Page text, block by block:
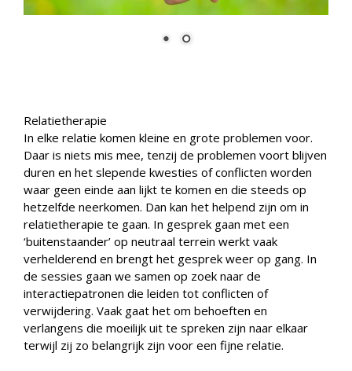
Relatietherapie
In elke relatie komen kleine en grote problemen voor.
Daar is niets mis mee, tenzij de problemen voort blijven
duren en het slepende kwesties of conflicten worden
waar geen einde aan lijkt te komen en die steeds op
hetzelfde neerkomen. Dan kan het helpend zijn om in
relatietherapie te gaan. In gesprek gaan met een
‘buitenstaander’ op neutraal terrein werkt vaak
verhelderend en brengt het gesprek weer op gang. In
de sessies gaan we samen op zoek naar de
interactiepatronen die leiden tot conflicten of
verwijdering. Vaak gaat het om behoeften en
verlangens die moeilijk uit te spreken zijn naar elkaar
terwijl zij zo belangrijk zijn voor een fijne relatie.